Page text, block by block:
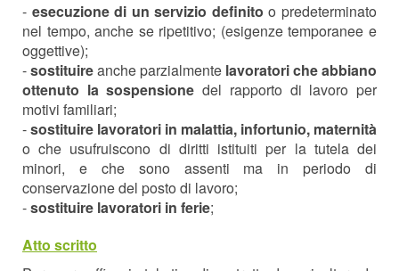
- esecuzione di un servizio definito o predeterminato
nel tempo, anche se ripetitivo; (esigenze temporanee e
oggettive);
-sostituireanche parzialmente lavoratori che abbiano
ottenuto la sospensione del rapporto di lavoro per
motivi familiari;
-sostituire lavoratori in malattia, infortunio, maternità
o che usufruiscono di diritti istituiti per la tutela dei
minori, e che sono assenti ma in periodo di
conservazione del posto di lavoro;
-sostituire lavoratori in ferie;
Atto scritto